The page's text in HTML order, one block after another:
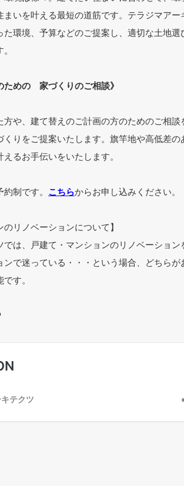
まいを叶える最短の道筋です。テラジマア
た環境、予算などのご提案し、適切な土地
ための 家づくりのご相談》
方や、建て替えのご計画の方のためのご相
くりをご提案いたします。旗竿地や高低差
るお手伝いをいたします。
制です。 こちらからお申し込みください。
のリノベーションについて】
は、戸建て・マンションのリノベーション
ンで迷っている・・・という場合、どちら
す。